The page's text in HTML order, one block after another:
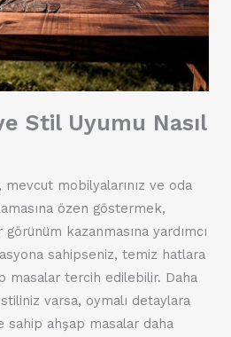
Stil Uyumu Nasıl
mobilyalarınız ve oda
özen göstermek,
kazanmasına yardımcı
sahipseniz, temiz hatlara
masalar tercih edilebilir. Daha
varsa, oymalı detaylara
ahşap masalar daha